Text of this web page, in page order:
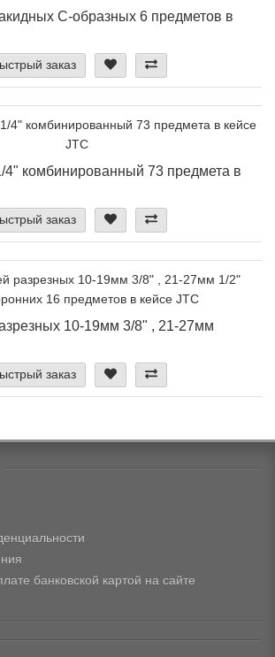
С-образных 6 предметов в
заказ
4" комбинированный 73 предмета в
заказ
10-19мм 3/8" , 21-27мм
заказ
банковской картой на сайте